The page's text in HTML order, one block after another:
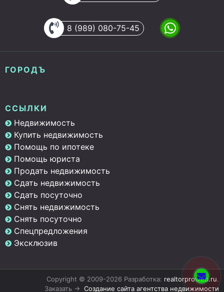
8 (989) 080-75-45
ГОРОДЪ
ССЫЛКИ
Недвижимость
Купить недвижимость
Помощь по ипотеке
Помощь юриста
Продать недвижимость
Сдать недвижимость
Сдать посуточно
Снять недвижимость
Снять посуточно
Спецпредложения
Эксклюзив
Copyright © 2009-2026 Разработка: realtorproweb.ru.
Заказать → Создание сайта агентства недвижимости